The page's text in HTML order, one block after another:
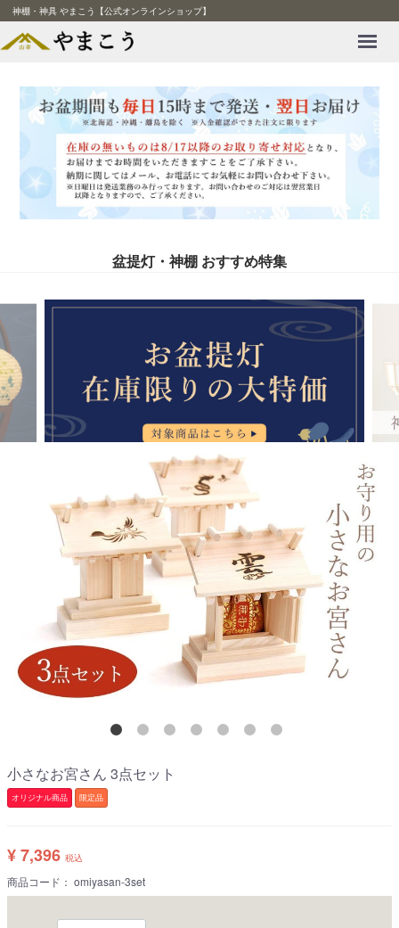
神棚・神具 やまこう【公式オンラインショップ】
盆提灯・神棚 おすすめ特集
小さなお宮さん 3点セット
オリジナル商品 限定品
¥ 7,396 税込
商品コード： omiyasan-3set